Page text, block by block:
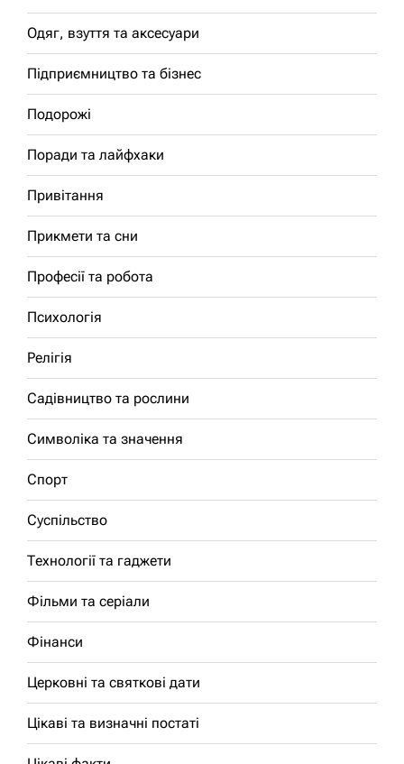
Одяг, взуття та аксесуари
Підприємництво та бізнес
Подорожі
Поради та лайфхаки
Привітання
Прикмети та сни
Професії та робота
Психологія
Релігія
Садівництво та рослини
Символіка та значення
Спорт
Суспільство
Технології та гаджети
Фільми та серіали
Фінанси
Церковні та святкові дати
Цікаві та визначні постаті